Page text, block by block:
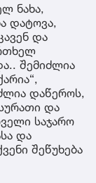
ნახა,
დატოვა,
და
შემიძლია
დაწეროს,
და
საჯარო
და
შეწუხება